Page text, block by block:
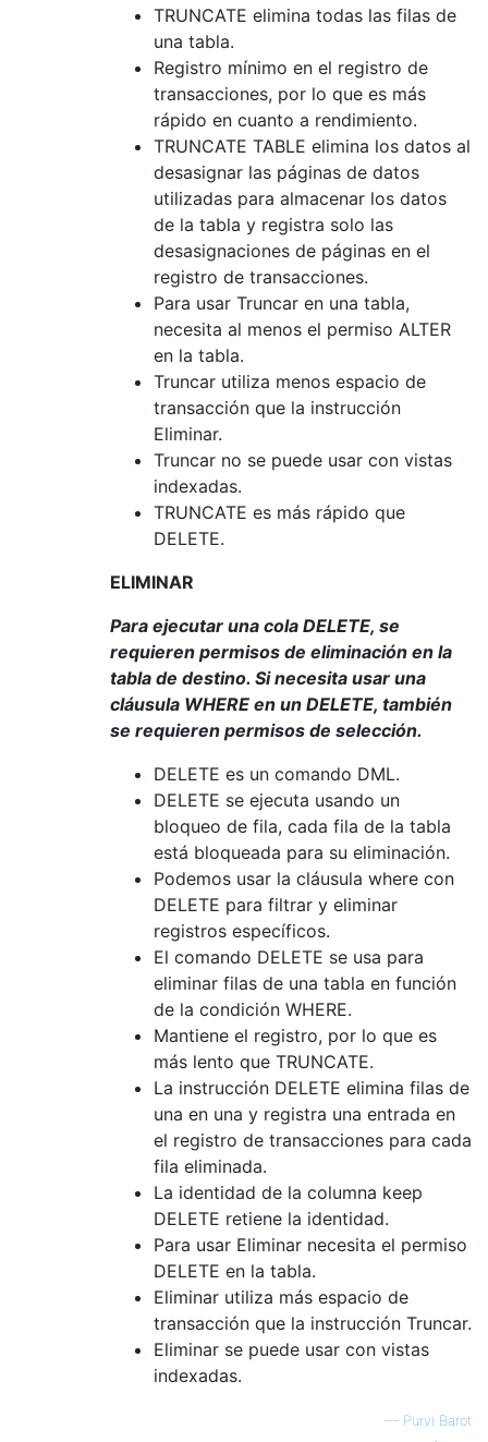
TRUNCATE elimina todas las filas de
una tabla.
Registro mínimo en el registro de
transacciones, por lo que es más
rápido en cuanto a rendimiento.
TRUNCATE TABLE elimina los datos al
desasignar las páginas de datos
utilizadas para almacenar los datos
de la tabla y registra solo las
desasignaciones de páginas en el
registro de transacciones.
Para usar Truncar en una tabla,
necesita al menos el permiso ALTER
en la tabla.
Truncar utiliza menos espacio de
transacción que la instrucción
Eliminar.
Truncar no se puede usar con vistas
indexadas.
TRUNCATE es más rápido que
DELETE.
ELIMINAR
Para ejecutar una cola DELETE, se
requieren permisos de eliminación en la
tabla de destino. Si necesita usar una
cláusula WHERE en un DELETE, también
se requieren permisos de selección.
DELETE es un comando DML.
DELETE se ejecuta usando un
bloqueo de fila, cada fila de la tabla
está bloqueada para su eliminación.
Podemos usar la cláusula where con
DELETE para filtrar y eliminar
registros específicos.
El comando DELETE se usa para
eliminar filas de una tabla en función
de la condición WHERE.
Mantiene el registro, por lo que es
más lento que TRUNCATE.
La instrucción DELETE elimina filas de
una en una y registra una entrada en
el registro de transacciones para cada
fila eliminada.
La identidad de la columna keep
DELETE retiene la identidad.
Para usar Eliminar necesita el permiso
DELETE en la tabla.
Eliminar utiliza más espacio de
transacción que la instrucción Truncar.
Eliminar se puede usar con vistas
indexadas.
— Purvi Barot